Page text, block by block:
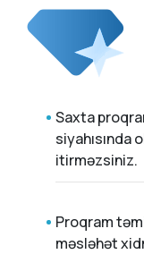
Saxta
siyahısında
itirməzsiniz.
Proqram
məsləhət